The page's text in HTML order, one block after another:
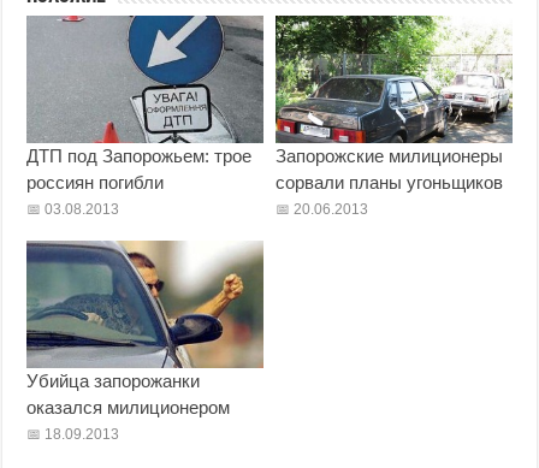
ДТП под Запорожьем: трое
россиян погибли
03.08.2013
Запорожские милиционеры
сорвали планы угоньщиков
20.06.2013
Убийца запорожанки
оказался милиционером
18.09.2013